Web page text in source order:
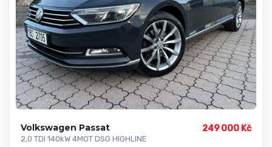
Volkswagen Passat
2,0 TDI 140kW 4MOT DSG HIGHLINE
249 000 Kč